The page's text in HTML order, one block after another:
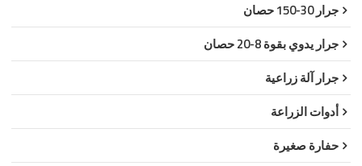
جرار 30-150 حصان
جرار يدوي بقوة 8-20 حصان
جرار آلة زراعية
أدوات الزراعة
حفارة صغيرة